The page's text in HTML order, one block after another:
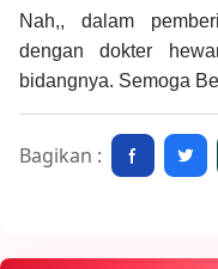
Nah,, dalam
dengan dokter
bidangnya. Semoga
Bagikan :